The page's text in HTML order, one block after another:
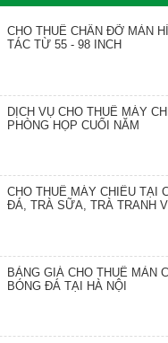
CHO THUÊ CHÂN ĐỠ MÀN
TÁC TỪ 55 - 98 INCH
DỊCH VỤ CHO THUÊ MÁY
PHÒNG HỌP CUỐI NĂM
CHO THUÊ MÁY CHIẾU TẠI
ĐÁ, TRÀ SỮA, TRÀ TRANH
BẢNG GIÁ CHO THUÊ MÀN
BÓNG ĐÁ TẠI HÀ NỘI